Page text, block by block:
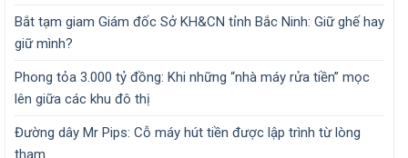
Bắt tạm giam Giám đốc Sở KH&CN tỉnh Bắc Ninh: Giữ ghế hay
giữ mình?
Phong tỏa 3.000 tỷ đồng: Khi những “nhà máy rửa tiền” mọc
lên giữa các khu đô thị
Đường dây Mr Pips: Cỗ máy hút tiền được lập trình từ lòng
tham